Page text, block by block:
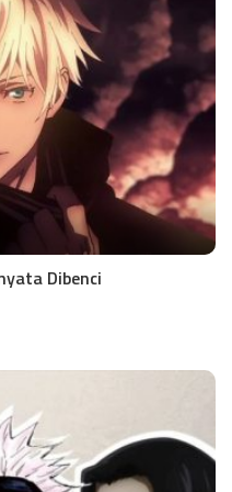
Dibenci